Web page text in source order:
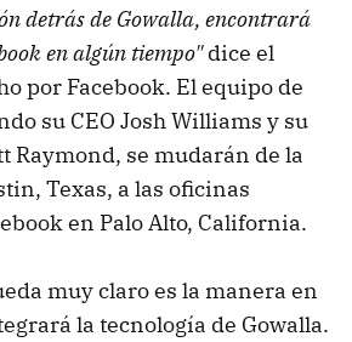
detrás de Gowalla, encontrará
en algún tiempo"dice el
por Facebook. El equipo de
su CEO Josh Williams y su
Raymond, se mudarán de la
Texas, a las oficinas
en Palo Alto, California.
muy claro es la manera en
la tecnología de Gowalla.